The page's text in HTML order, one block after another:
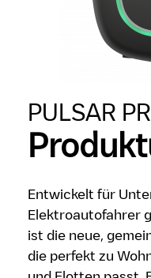
PULSAR
Entwickelt für
Elektroautofahrer
ist die neue,
die perfekt zu